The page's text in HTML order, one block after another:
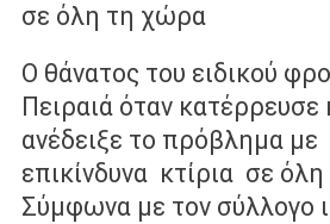
σε όλη τη χώρα
Ο θάνατος του ειδικού
Πειραιά όταν κατέρρευσε
ανέδειξε το πρόβλημα με
επικίνδυνα κτίρια σε
Σύμφωνα με τον σύλλογο